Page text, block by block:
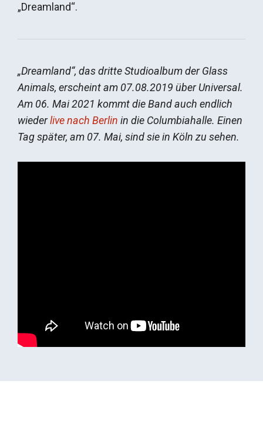
„Dreamland“.
„Dreamland“, das dritte Studioalbum der Glass
Animals, erscheint am 07.08.2019 über Universal.
Am 06. Mai 2021 kommt die Band auch endlich
wiederlive nach Berlin in die Columbiahalle. Einen
Tag später, am 07. Mai, sind sie in Köln zu sehen.